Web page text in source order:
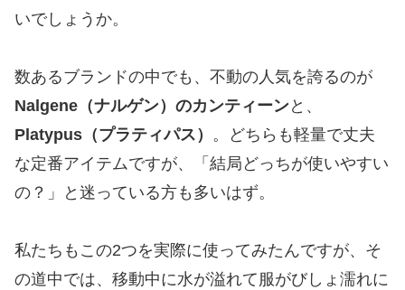
いでしょうか。
​数あるブランドの中でも、不動の人気を誇るのが
Nalgene（ナルゲン）のカンティーンと、
Platypus（プラティパス） 。どちらも軽量で丈夫
な定番アイテムですが、「結局どっちが使いやすい
の？」と迷っている方も多いはず。
私たちもこの2つを実際に使ってみたんですが、そ
の道中では、移動中に水が溢れて服がびしょ濡れに